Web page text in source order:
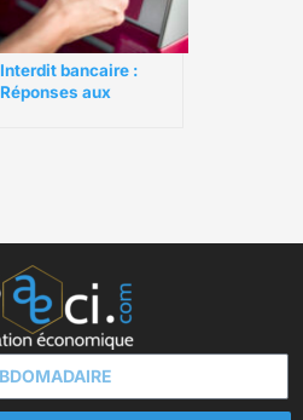
Interdit bancaire :
Réponses aux